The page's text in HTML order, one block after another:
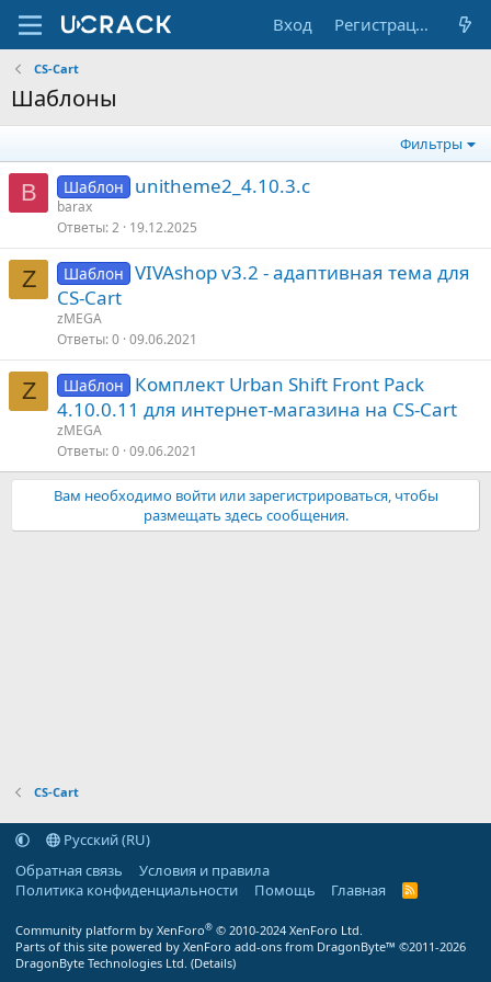
Вход Регистрация
CS-Cart
Шаблоны
Фильтры
B Шаблон unitheme2_4.10.3.c
barax
Ответы 2 19.12.2025
Z Шаблон VIVAshop v3.2 - адаптивная тема для
CS-Cart
zMEGA
Ответы 0 09.06.2021
Z Шаблон
Комплект Urban Shift Front Pack
4.10.0.11 для интернет-магазина на CS-Cart
zMEGA
Ответы 0 09.06.2021
Вам необходимо войти или зарегистрироваться, чтобы
размещать здесь сообщения.
CS-Cart
Русский (RU)
Обратная связь
Условия и правила
Политика конфиденциальности
Помощь Главная
R
Community platform by XenForo® © 2010-2024 XenForo Ltd.
Parts of this site powered by XenForo add-ons from DragonByte™ ©2011-2026
DragonByte Technologies Ltd. (Details)